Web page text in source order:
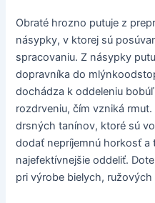
Obraté hrozno putuje z
násypky, v ktorej sú
spracovaniu. Z násypky
dopravníka do
dochádza k oddeleniu
rozdrveniu, čím vzniká
drsných tanínov, ktoré sú
dodať nepríjemnú horkosť a
najefektívnejšie oddeliť.
pri výrobe bielych,